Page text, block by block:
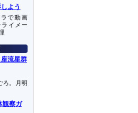
よう
で動画
イメー
流星群
ろ。月明
観察ガ